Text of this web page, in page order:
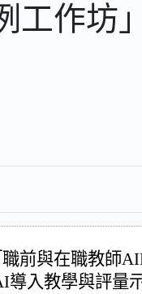
工作坊
前與在職教師
入教學與評量